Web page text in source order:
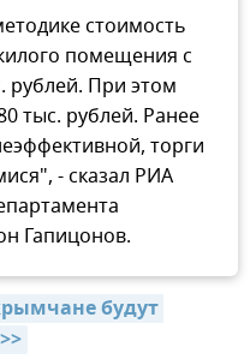
стоимость
помещения с
рублей. При этом
тыс. рублей. Ранее
торги
- сказал РИА
Гапицонов.
будут